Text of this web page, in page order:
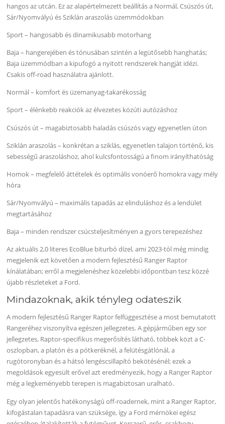
hangos az utcán. Ez az alapértelmezett beállítás a Normál, Csúszós út,
Sár/Nyomvályú és Sziklán araszolás üzemmódokban
Sport – hangosabb és dinamikusabb motorhang
Baja – hangerejében és tónusában szintén a legütősebb hanghatás;
Baja üzemmódban a kipufogó a nyitott rendszerek hangját idézi.
Csakis off-road használatra ajánlott.
Normál – komfort és üzemanyag-takarékosság
Sport – élénkebb reakciók az élvezetes közúti autózáshoz
Csúszós út – magabiztosabb haladás csúszós vagy egyenetlen úton
Sziklán araszolás – konkrétan a sziklás, egyenetlen talajon történő, kis
sebességű araszoláshoz, ahol kulcsfontosságú a finom irányíthatóság
Homok – megfelelő áttételek és optimális vonóerő homokra vagy mély
hóra
Sár/Nyomvályú – maximális tapadás az elinduláshoz és a lendület
megtartásához
Baja – minden rendszer csúcsteljesítményen a gyors terepezéshez
Az aktuális 2,0 literes EcoBlue biturbó dízel, ami 2023-tól még mindig
megjelenik ezt követően a modern fejlesztésű Ranger Raptor
kínálatában; erről a megjelenéshez közelebbi időpontban tesz közzé
újabb részleteket a Ford.
Mindazoknak, akik tényleg odateszik
A modern fejlesztésű Ranger Raptor felfüggesztése a most bemutatott
Rangeréhez viszonyítva egészen jellegzetes. A gépjárműben egy sor
jellegzetes, Raptor-specifikus megerősítés látható, többek közt a C-
oszlopban, a platón és a pótkeréknél, a felütésgátlónál, a
rugótoronyban és a hátsó lengéscsillapító bekötésénél; ezek a
megoldások egyesült erővel azt eredményezik, hogy a Ranger Raptor
még a legkeményebb terepen is magabiztosan uralható.
Egy olyan jelentős hatékonyságú off-roadernek, mint a Ranger Raptor,
kifogástalan tapadásra van szüksége, így a Ford mérnökei egész